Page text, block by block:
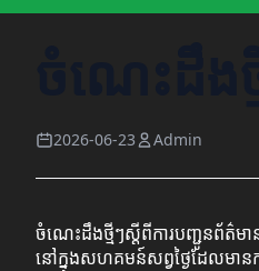
2026-06-23 Admin
ចំណេះដឹងថ្មីៗស្ដីពីការបញ្ជូនព័ត៌
នៅក្នុងសហគមន៍សព្វថ្ងៃដែលមាន